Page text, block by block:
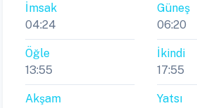
İmsak
04:24
Güneş
06:20
Öğle
13:55
İkindi
17:55
Akşam
Yatsı